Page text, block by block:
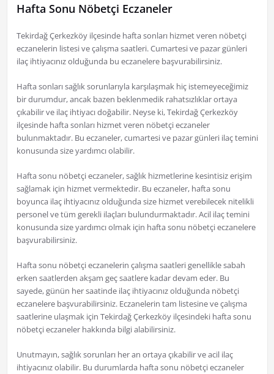
Hafta Sonu Nöbetçi Eczaneler
Tekirdağ Çerkezköy ilçesinde hafta sonları hizmet veren nöbetçi
eczanelerin listesi ve çalışma saatleri. Cumartesi ve pazar günleri
ilaç ihtiyacınız olduğunda bu eczanelere başvurabilirsiniz.
Hafta sonları sağlık sorunlarıyla karşılaşmak hiç istemeyeceğimiz
bir durumdur, ancak bazen beklenmedik rahatsızlıklar ortaya
çıkabilir ve ilaç ihtiyacı doğabilir. Neyse ki, Tekirdağ Çerkezköy
ilçesinde hafta sonları hizmet veren nöbetçi eczaneler
bulunmaktadır. Bu eczaneler, cumartesi ve pazar günleri ilaç temini
konusunda size yardımcı olabilir.
Hafta sonu nöbetçi eczaneler, sağlık hizmetlerine kesintisiz erişim
sağlamak için hizmet vermektedir. Bu eczaneler, hafta sonu
boyunca ilaç ihtiyacınız olduğunda size hizmet verebilecek nitelikli
personel ve tüm gerekli ilaçları bulundurmaktadır. Acil ilaç temini
konusunda size yardımcı olmak için hafta sonu nöbetçi eczanelere
başvurabilirsiniz.
Hafta sonu nöbetçi eczanelerin çalışma saatleri genellikle sabah
erken saatlerden akşam geç saatlere kadar devam eder. Bu
sayede, günün her saatinde ilaç ihtiyacınız olduğunda nöbetçi
eczanelere başvurabilirsiniz. Eczanelerin tam listesine ve çalışma
saatlerine ulaşmak için Tekirdağ Çerkezköy ilçesindeki hafta sonu
nöbetçi eczaneler hakkında bilgi alabilirsiniz.
Unutmayın, sağlık sorunları her an ortaya çıkabilir ve acil ilaç
ihtiyacınız olabilir. Bu durumlarda hafta sonu nöbetçi eczaneler